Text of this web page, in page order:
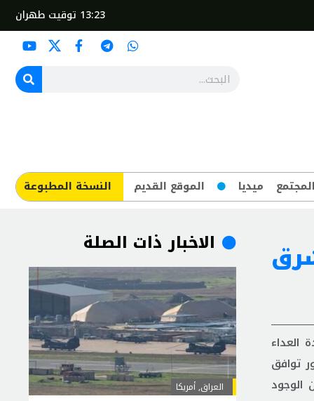
13:23 توقيت طهران
المجتمع ميديا الموقع القديم ​النسخة المطبوعة
العداء
توافق
الوجود
الاخبار ذات الصلة
العراق,أمريكا